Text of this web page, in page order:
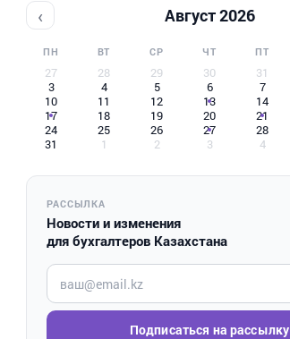
‹ Август 2026
ПН ВТ СР ЧТ ПТ
27 28 29 30 31
3
4 5 6 7
10
11 12 13 14
17
18 19 20 21
24
25 26 27 28
31
1 2 3 4
РАССЫЛКА
Новости и изменения
для бухгалтеров Казахстана
Введите ваш e-mail
Подписаться на рассылку